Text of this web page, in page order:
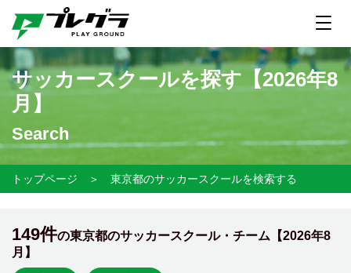
サッカースクールを探す【2026年8
月】
Search
トップページ ＞ 東京都のサッカースクールを検索する
149件の東京都のサッカースクール・チーム【2026年8
月】